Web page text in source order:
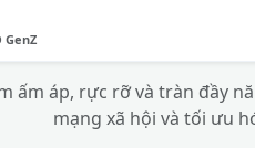
ấm áp, rực rỡ và tràn đầy
mạng xã hội và tối ưu